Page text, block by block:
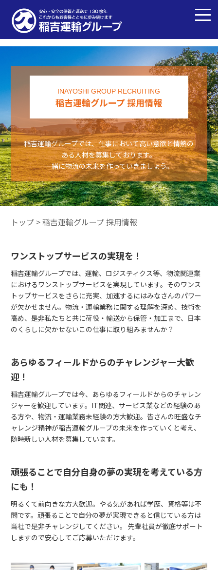
INAYOSHI GROUP RECRUITING
稲吉運輸グループ 採用情報
稲吉運輸グループでは、仕事において高い意欲と情熱の
ある人材を募集しております。
一緒に物流の未来を作っていきましょう。
トップ 稲吉運輸グループ 採用情報
ワンストップサービスの実現を！
稲吉運輸グループでは、運輸、ロジスティクス等、物流関連業
におけるワンストップサービスを実現しています。そのワンス
トップサービスをさらに充実、加速するにはみなさんのパワー
が欠かせません。物流・運輸業務に関する理解を深め、技術を
高め、是非私たちと共に荷役・輸送から保管・加工まで、日本
のくらしに欠かせないこの仕事に取り組みませんか？
あらゆるフィールドからのチャレンジャー大歓
迎！
稲吉運輸グループでは今、あらゆるフィールドからのチャレン
ジャーを歓迎しています。IT関連、サービス業などの経験のあ
る方や、物流・運輸業務未経験の方大歓迎。皆さんの旺盛なチ
ャレンジ精神が稲吉運輸グループの未来を作っていくと考え、
随時新しい人材を募集しています。
頑張ることで自分自身の夢の実現を考えている方
にも！
明るくて前向きな方大歓迎。やる気があれば学歴、資格等は不
問です。頑張ることで自分の夢が実現できると信じている方は
当社で是非チャレンジしてください。 先輩社員が徹底サポート
しますので安心してご応募いただけます。